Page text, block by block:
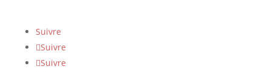
Suivre
Suivre
Suivre